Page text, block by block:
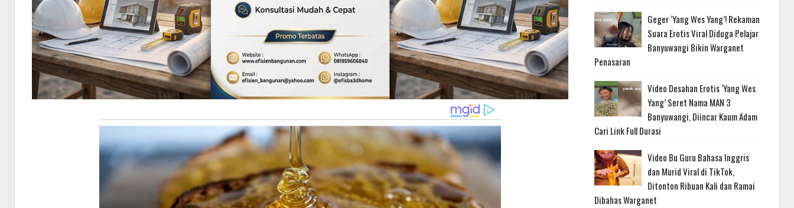
Geger ‘Yang Wes Yang’! Rekaman
Suara Erotis Viral Diduga Pelajar
Banyuwangi Bikin Warganet
Penasaran
Video Desahan Erotis ‘Yang Wes
Yang’ Seret Nama MAN 3
Banyuwangi, Diincar Kaum Adam
Cari Link Full Durasi
Video Bu Guru Bahasa Inggris
dan Murid Viral di TikTok,
Ditonton Ribuan Kali dan Ramai
Dibahas Warganet